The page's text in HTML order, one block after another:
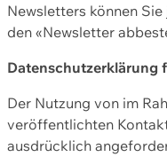
Newsletters können
den «Newsletter
Datenschutzerklärung
Der Nutzung von im
veröffentlichten
ausdrücklich